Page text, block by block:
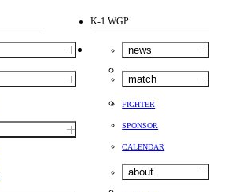
K-1 WGP
news
match
FIGHTER
SPONSOR
CALENDAR
about